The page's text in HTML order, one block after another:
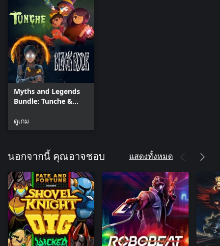
Myths and Legends
Bundle: Tunche &
ดูเกม
นอกจากนี้ คุณอาจชอบ แสดงทั้งหมด